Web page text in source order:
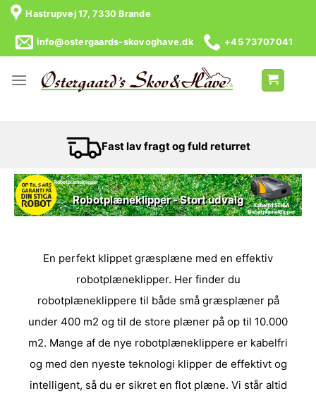
Hastrupvej 17, 7330 Brande
info@ostergaards-skovoghave.dk +45 73707041
Fast lav fragt og fuld returret
Forside / Robotplæneklipper
Robotplæneklipper - Stort udvalg
En perfekt klippet græsplæne med en effektiv
robotplæneklipper. Her finder du
robotplæneklippere til både små græsplæner på
under 400 m2 og til de store plæner på op til 10.000
m2. Mange af de nye robotplæneklippere er kabelfri
og med den nyeste teknologi klipper de effektivt og
intelligent, så du er sikret en flot plæne. Vi står altid